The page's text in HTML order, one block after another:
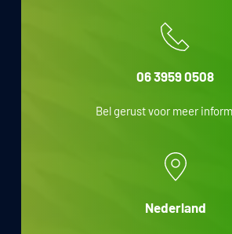
06 3959 0508
Bel gerust voor meer
Nederland